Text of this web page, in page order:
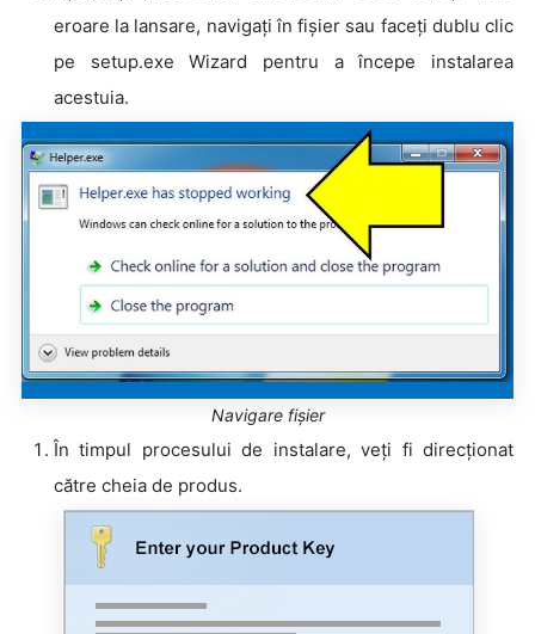
eroare la lansare, navigați în fișier sau faceți dublu clic
pe setup.exe Wizard pentru a începe instalarea
acestuia.
Navigare fișier
În timpul procesului de instalare, veți fi direcționat
către cheia de produs.